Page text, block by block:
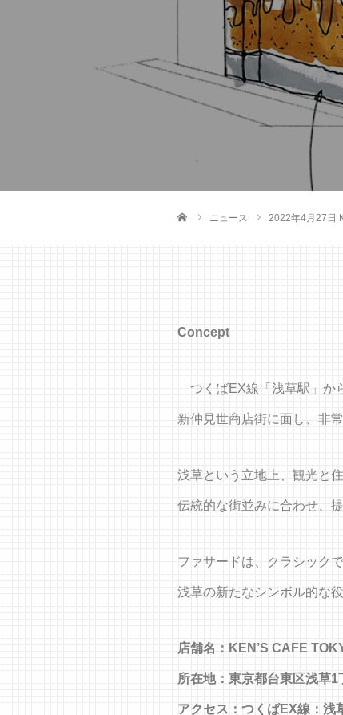
ニュース 2022年4月27日
Concept
つくばEX線「浅草駅」か
新仲見世商店街に面し、非
浅草という立地上、観光と
伝統的な街並みに合わせ、
ファサードは、クラシック
浅草の新たなシンボル的な
店舗名：KEN’S CAFE
所在地：東京都台東区浅草1
アクセス：つくばEX線：浅